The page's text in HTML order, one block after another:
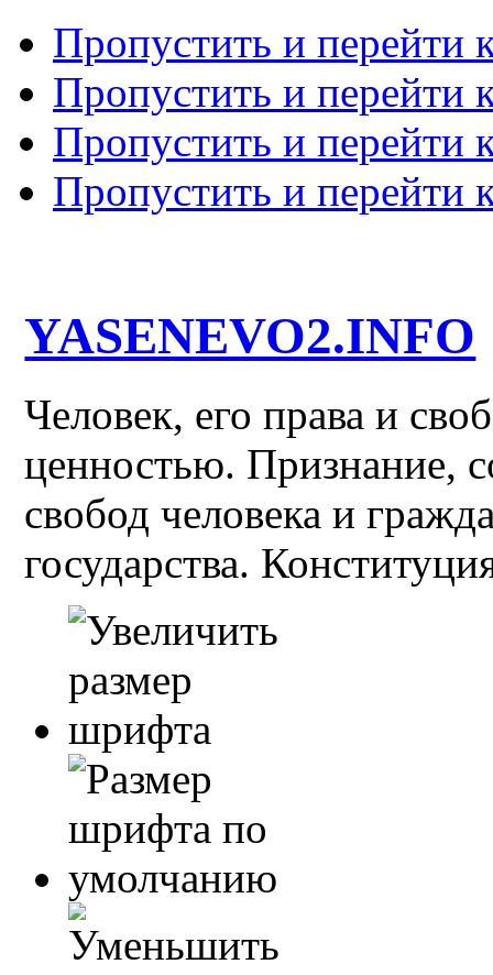
Пропустить и перейти
Пропустить и перейти
Пропустить и перейти
Пропустить и перейти
YASENEVO2.INFO
Человек, его права и
ценностью. Признание,
свобод человека и
государства.